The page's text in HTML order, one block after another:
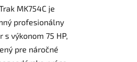
MK754C je
profesionálny
s výkonom 75 HP,
pre náročné